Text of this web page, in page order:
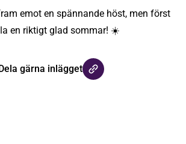
emot en spännande höst, men först
en riktigt glad sommar! ☀️
gärna inlägget